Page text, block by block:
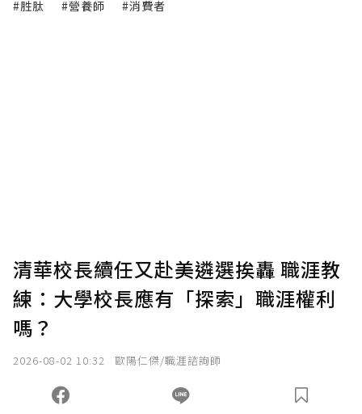
#胜肽 #營養師 #消費者
清華校長續任又赴美遴選挨轟 職涯教
練：大學校長應有「探索」職涯權利
嗎？
2026-08-02 10:32 歐陽仁傑/職涯諮詢師